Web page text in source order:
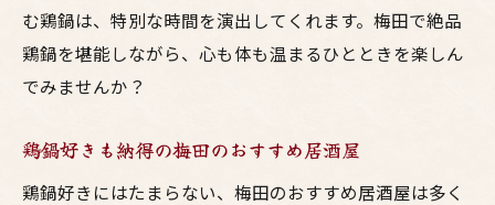
む鶏鍋は、特別な時間を演出してくれます。梅田で絶品
鶏鍋を堪能しながら、心も体も温まるひとときを楽しん
でみませんか？
鶏鍋好きも納得の梅田のおすすめ居酒屋
鶏鍋好きにはたまらない、梅田のおすすめ居酒屋は多く